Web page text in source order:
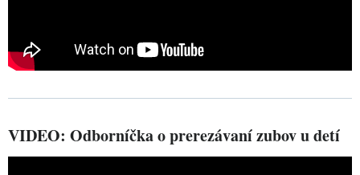
VIDEO: Odborníčka o prerezávaní zubov u detí